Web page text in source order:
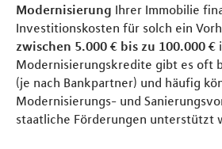
Modernisierung Ihrer Immobilie
Investitionskosten für solch ein
zwischen 5.000 € bis zu 100.000 €
Modernisierungskredite gibt es oft
(je nach Bankpartner) und häufig
Modernisierungs- und
staatliche Förderungen unterstützt